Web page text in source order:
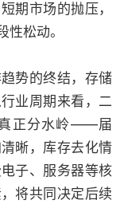
期市场的抛压，
松动。
势的终结，存储
业周期来看，二
正分水岭——届
晰，库存去化情
子、服务器等核
将共同决定后续